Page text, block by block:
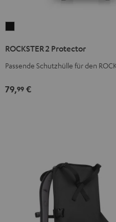
Protector
Schwarz
ROCKSTER 2 Protector
Passende Schutzhülle für den
79,99 €